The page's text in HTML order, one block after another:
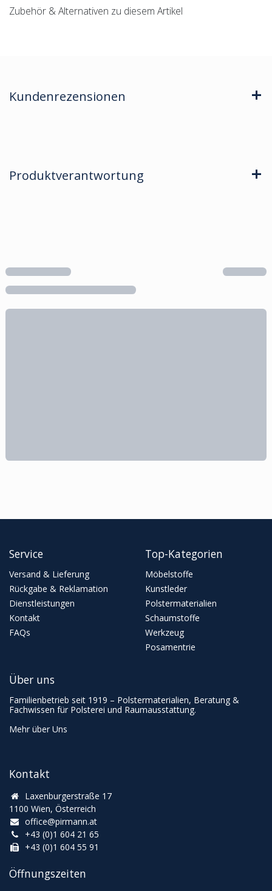
Zubehör & Alternativen zu diesem Artikel
Kundenrezensionen
Produktverantwortung
Service
Versand & Lieferung
Rückgabe & Reklamation
Dienstleistungen
Kontakt
FAQs
Top-Kategorien
Möbelstoffe
Kunstleder
Polstermaterialien
Schaumstoffe
Werkzeug
Posamentrie
Kontakt
Laxenburgerstraße 17
1100 Wien, Österreich
office@pirmann.at
+43 (0)1 604 21 65
+43 (0)1 604 55 91
Öffnungszeiten
Über uns
Familienbetrieb seit 1919 – Polstermaterialien, Beratung &
Fachwissen für Polsterei und Raumausstattung.
Mehr über Uns